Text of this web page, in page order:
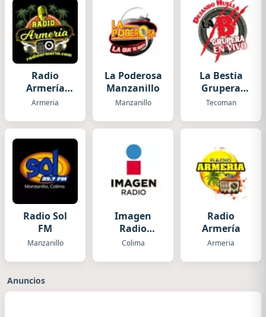
Radio
Armería
Mexico
Armeria
La Poderosa
Manzanillo
Manzanillo
La Bestia
Grupera
Tecoman
Tecoman
Radio Sol
FM
Manzanillo
Imagen
Radio
Colima
Colima
Radio
Armería
Armeria
Anuncios